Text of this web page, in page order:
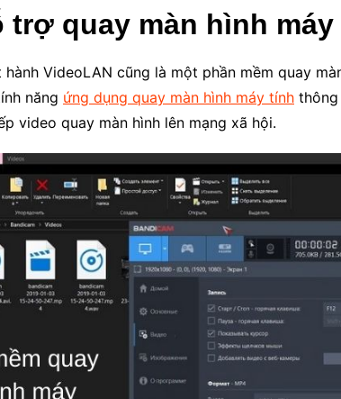
trợ quay màn hình
hành VideoLAN cũng là một phần mềm quay
năng ứng dụng quay màn hình máy tính
video quay màn hình lên mạng xã hội.